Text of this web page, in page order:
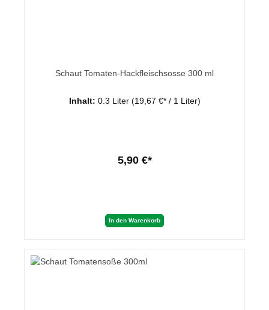
Schaut Tomaten-Hackfleischsosse 300 ml
Inhalt: 0.3 Liter (19,67 €* / 1 Liter)
5,90 €*
In den Warenkorb